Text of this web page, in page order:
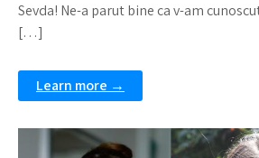
Sevda! Ne-a parut bine ca v-am
[…]
Learn more →